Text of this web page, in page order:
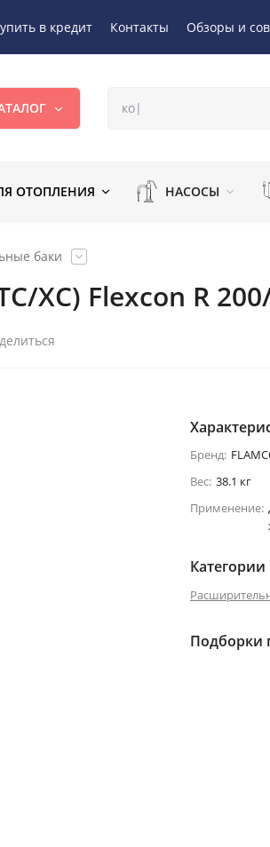
в кредит Контакты Обзоры и
ОТОПЛЕНИЯ НАСОСЫ
баки
ХС) Flexcon R
Бренд:
Вес: 38.1 кг
Применение:
Категории
Подборки